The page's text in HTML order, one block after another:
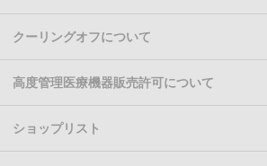
クーリングオフについて
高度管理医療機器販売許可について
ショップリスト